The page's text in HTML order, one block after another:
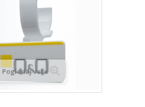
Pogledaj veće